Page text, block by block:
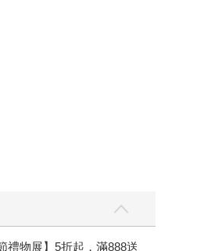
5折起，滿888送88點金幣